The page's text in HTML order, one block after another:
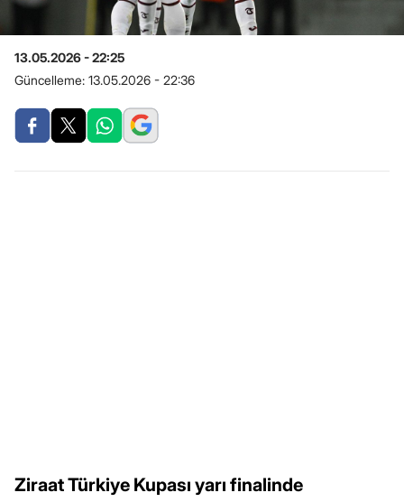
13.05.2026 - 22:25
Güncelleme: 13.05.2026 - 22:36
Ziraat Türkiye Kupası yarı finalinde